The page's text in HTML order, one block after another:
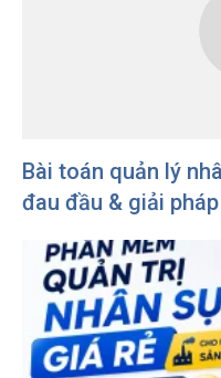
Bài toán quản lý
đau đầu & giải